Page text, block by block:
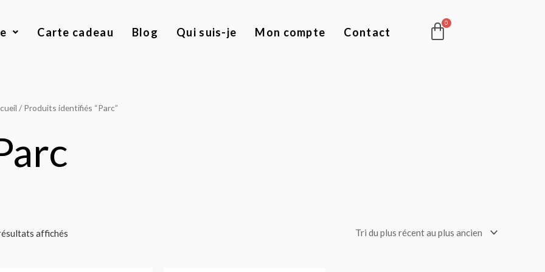
Carte cadeau Blog Qui suis-je Mon compte Contact Panier
/ Produits identifiés “Parc”
affichés